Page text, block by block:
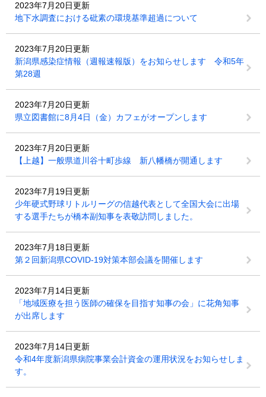
2023年7月20日更新
地下水調査における砒素の環境基準超過について
2023年7月20日更新
新潟県感染症情報（週報速報版）をお知らせします 令和5年
第28週
2023年7月20日更新
県立図書館に8月4日（金）カフェがオープンします
2023年7月20日更新
【上越】一般県道川谷十町歩線 新八幡橋が開通します
2023年7月19日更新
少年硬式野球リトルリーグの信越代表として全国大会に出場
する選手たちが橋本副知事を表敬訪問しました。
2023年7月18日更新
第２回新潟県COVID-19対策本部会議を開催します
2023年7月14日更新
「地域医療を担う医師の確保を目指す知事の会」に花角知事
が出席します
2023年7月14日更新
令和4年度新潟県病院事業会計資金の運用状況をお知らせしま
す。